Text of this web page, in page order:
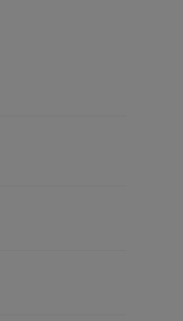
informatie voor